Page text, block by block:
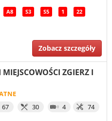
A8 S3 S5 1 22
Zobacz szczegóły
ZGIERZ I
67
30 4 74